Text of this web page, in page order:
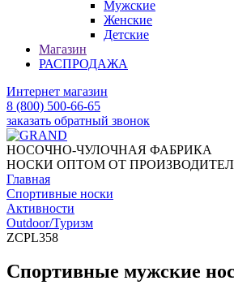
Мужские
Женские
Детские
Магазин
РАСПРОДАЖА
Интернет магазин
8 (800) 500-66-65
заказать обратный звонок
НОСОЧНО-ЧУЛОЧНАЯ ФАБРИКА
НОСКИ ОПТОМ ОТ
Главная
Спортивные носки
Активности
Outdoor/Туризм
ZCPL358
Спортивные мужские